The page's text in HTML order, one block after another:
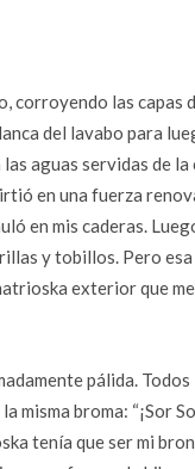
las capas
del lavabo para
aguas servidas de
en una fuerza
en mis caderas.
y tobillos. Pero
exterior que
pálida.
misma broma: “¡Sor
tenía que ser mi